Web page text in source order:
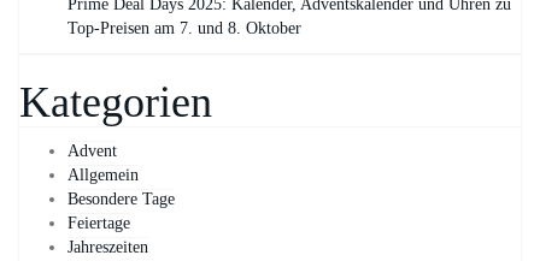
Prime Deal Days 2025: Kalender, Adventskalender und Uhren zu
Top-Preisen am 7. und 8. Oktober
Kategorien
Advent
Allgemein
Besondere Tage
Feiertage
Jahreszeiten